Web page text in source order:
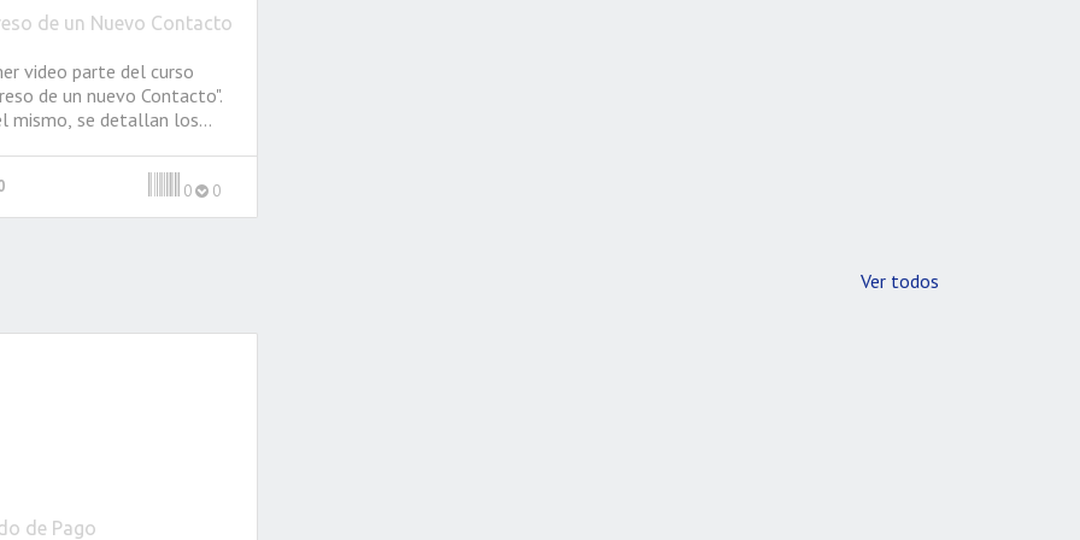
de un Nuevo Contacto
video parte del curso
de un nuevo Contacto".
mismo, se detallan los
del ingreso de un
Al finalizarlo, podrán
el cuestionario que se
0 0
Ver todos
de Pago